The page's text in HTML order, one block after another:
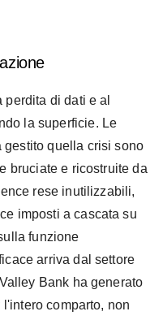
di dati e al
la superficie. Le
gestito quella crisi sono
bruciate e ricostruite da
rese inutilizzabili,
imposti a cascata su
funzione
arriva dal settore
Bank ha generato
comparto, non